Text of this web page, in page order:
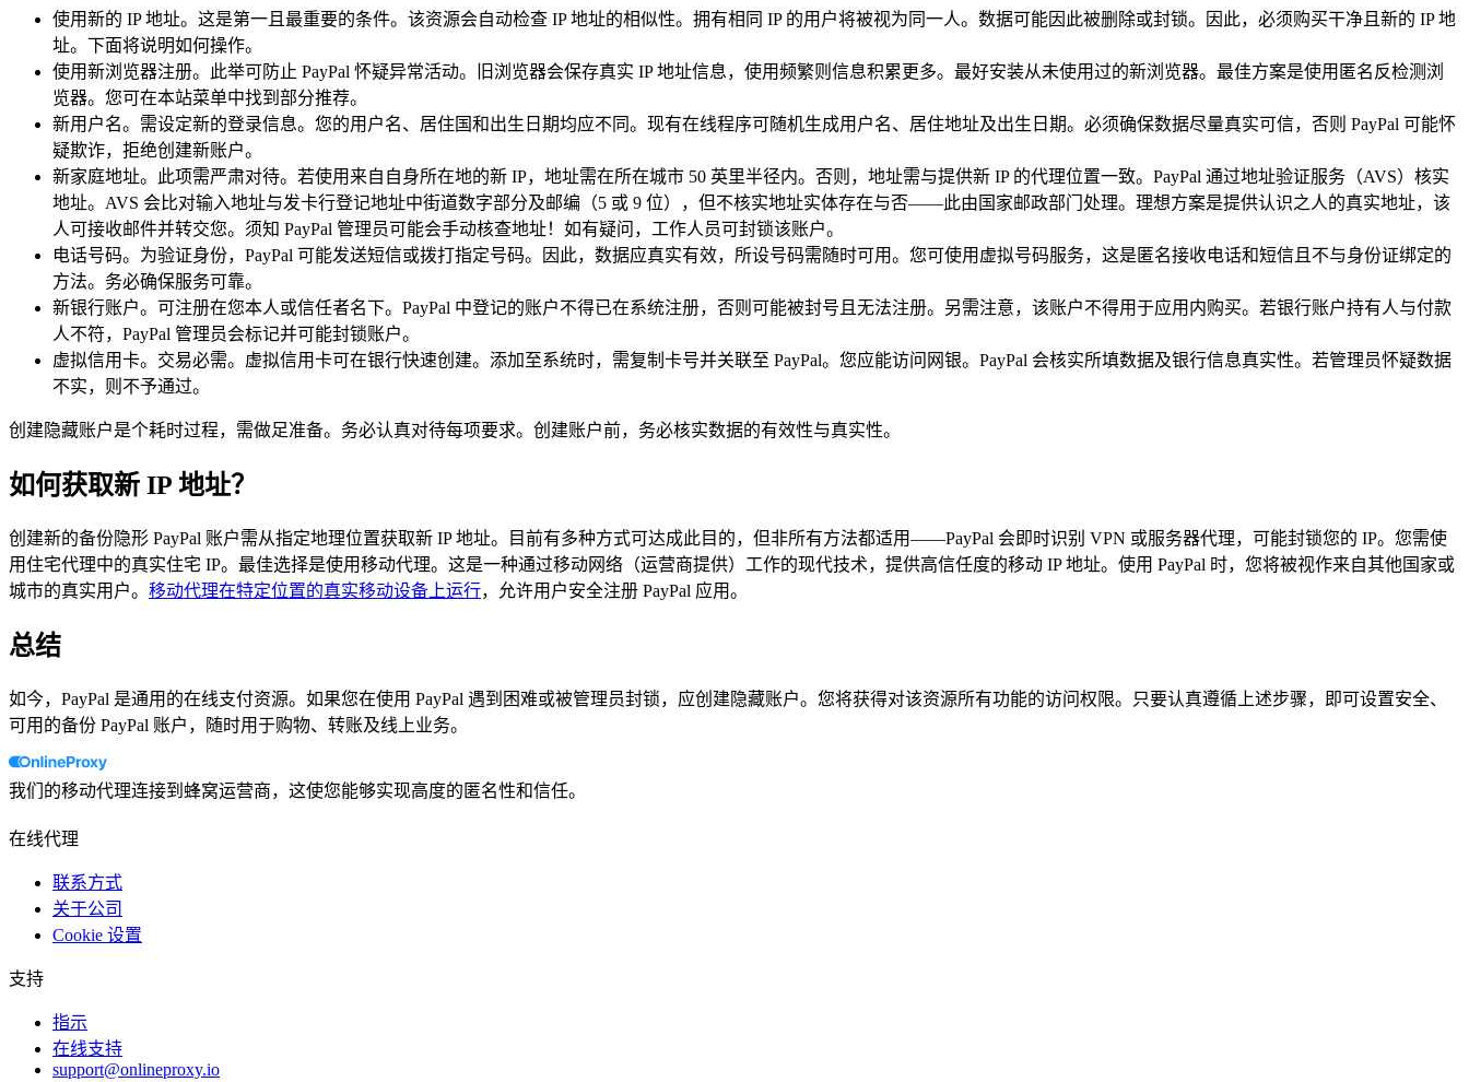
使用新的 IP 地址。这是第一且最重要的条件。该资源会自动检查 IP 地址的相似性。拥有相同 IP 的用户将被视为同一人。数据可能因此被删除或封锁。因此，必须购买干净且新的 IP 地
址。下面将说明如何操作。
使用新浏览器注册。此举可防止 PayPal 怀疑异常活动。旧浏览器会保存真实 IP 地址信息，使用频繁则信息积累更多。最好安装从未使用过的新浏览器。最佳方案是使用匿名反检测浏
览器。您可在本站菜单中找到部分推荐。
新用户名。需设定新的登录信息。您的用户名、居住国和出生日期均应不同。现有在线程序可随机生成用户名、居住地址及出生日期。必须确保数据尽量真实可信，否则 PayPal 可能怀
疑欺诈，拒绝创建新账户。
新家庭地址。此项需严肃对待。若使用来自自身所在地的新 IP，地址需在所在城市 50 英里半径内。否则，地址需与提供新 IP 的代理位置一致。PayPal 通过地址验证服务（AVS）核实
地址。AVS 会比对输入地址与发卡行登记地址中街道数字部分及邮编（5 或 9 位），但不核实地址实体存在与否——此由国家邮政部门处理。理想方案是提供认识之人的真实地址，该
人可接收邮件并转交您。须知 PayPal 管理员可能会手动核查地址！如有疑问，工作人员可封锁该账户。
电话号码。为验证身份，PayPal 可能发送短信或拨打指定号码。因此，数据应真实有效，所设号码需随时可用。您可使用虚拟号码服务，这是匿名接收电话和短信且不与身份证绑定的
方法。务必确保服务可靠。
新银行账户。可注册在您本人或信任者名下。PayPal 中登记的账户不得已在系统注册，否则可能被封号且无法注册。另需注意，该账户不得用于应用内购买。若银行账户持有人与付款
人不符，PayPal 管理员会标记并可能封锁账户。
虚拟信用卡。交易必需。虚拟信用卡可在银行快速创建。添加至系统时，需复制卡号并关联至 PayPal。您应能访问网银。PayPal 会核实所填数据及银行信息真实性。若管理员怀疑数据
不实，则不予通过。
创建隐藏账户是个耗时过程，需做足准备。务必认真对待每项要求。创建账户前，务必核实数据的有效性与真实性。
如何获取新 IP 地址？
创建新的备份隐形 PayPal 账户需从指定地理位置获取新 IP 地址。目前有多种方式可达成此目的，但非所有方法都适用——PayPal 会即时识别 VPN 或服务器代理，可能封锁您的 IP。您需使
用住宅代理中的真实住宅 IP。最佳选择是使用移动代理。这是一种通过移动网络（运营商提供）工作的现代技术，提供高信任度的移动 IP 地址。使用 PayPal 时，您将被视作来自其他国家或
城市的真实用户。 移动代理在特定位置的真实移动设备上运行，允许用户安全注册 PayPal 应用。
总结
如今，PayPal 是通用的在线支付资源。如果您在使用 PayPal 遇到困难或被管理员封锁，应创建隐藏账户。您将获得对该资源所有功能的访问权限。只要认真遵循上述步骤，即可设置安全、
可用的备份 PayPal 账户，随时用于购物、转账及线上业务。
我们的移动代理连接到蜂窝运营商，这使您能够实现高度的匿名性和信任。
在线代理
联系方式
关于公司
Cookie 设置
支持
指示
在线支持
support@onlineproxy.io